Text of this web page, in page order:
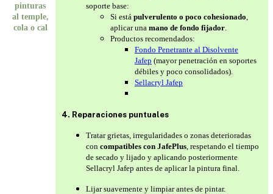
pinturas
al temple,
cola o cal
soporte base:
Si está pulverulento o poco cohesionado
aplicar una mano de fondo fijador
Productos recomendados:
Fondo Penetrante al Disolvente
Jafep (mayor penetración en soportes
débiles y poco consolidados).
Sellacryl Jafep
4. Reparaciones puntuales
Tratar grietas, irregularidades o zonas deterioradas
con compatibles con JafePlus , respetando el tiempo
de secado y lijado y aplicando posteriormente
Sellacryl Jafep antes de aplicar la pintura final.
Lijar suavemente y limpiar antes de pintar.